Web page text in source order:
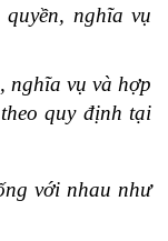
nghĩa vụ
nghĩa vụ và hợp
quy định tại
với nhau như